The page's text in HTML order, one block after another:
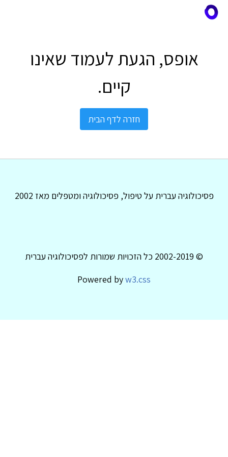
אופס, הגעת לעמוד שאינו
קיים.
חזרה לדף הבית
פסיכולוגיה עברית על טיפול, פסיכולוגיה ומטפלים מאז 2002
© 2002-2019 כל הזכויות שמורות לפסיכולוגיה עברית
Powered byw3.css